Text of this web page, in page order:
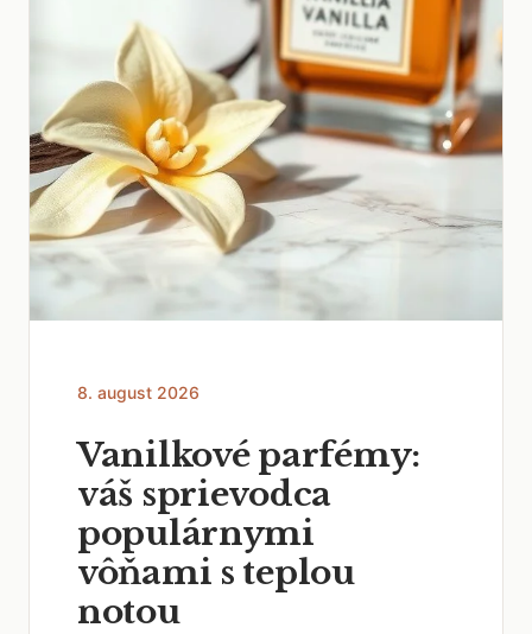
8. august 2026
Vanilkové parfémy:
váš sprievodca
populárnymi
vôňami s teplou
notou